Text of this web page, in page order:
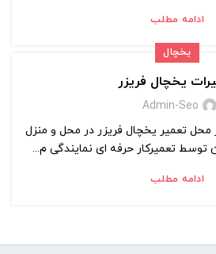
ادامه مطلب
یخچال
یخچال فریزر
Admin-Seo
محل تعمیر یخچال فریزر در محل و منزل
توسط تعمیرکار حرفه ای نمایندگی م...
ادامه مطلب